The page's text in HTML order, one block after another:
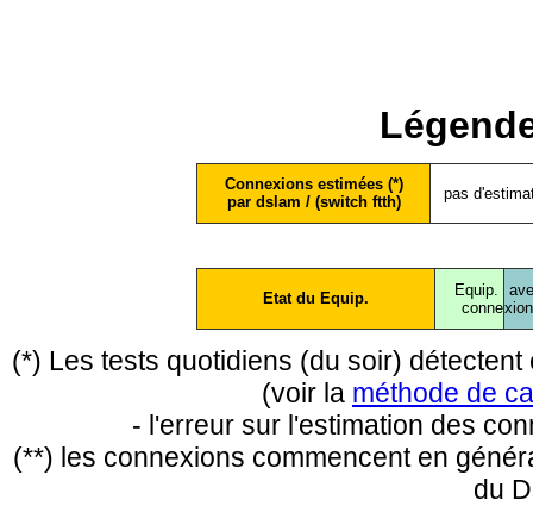
Connexions estimées (*)
par dslam / (switch ftth)
pas
Etat du Equip.
Equip.
conne
(*) Les tests quotidiens (du soir)
(voir la méthode de
- l'erreur sur l'estimation des
(**) les connexions commencent en
du